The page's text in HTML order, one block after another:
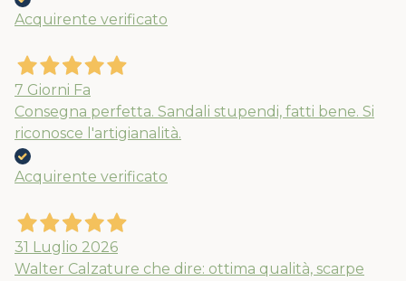
Acquirente verificato
7 Giorni Fa
Consegna perfetta. Sandali stupendi, fatti bene. Si
riconosce l'artigianalità.
Acquirente verificato
31 Luglio 2026
Walter Calzature che dire: ottima qualità, scarpe